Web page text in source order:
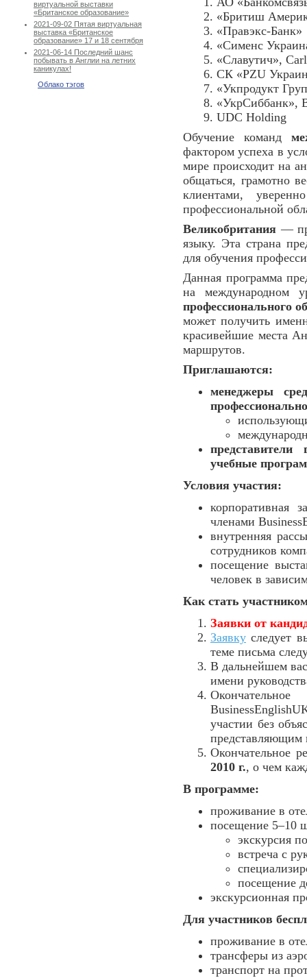
виртуальной выставки
«Британское образование»
2021-09-02 Пятая виртуальная
выставка «Британское
образование» 17 и 18 сентября
2021-06-14 Последний шанс
побывать в Англии на летних
каникулах!
Облако тэгов
2. «Бритиш
3. «Правэкс-Банк»
4. «Сименс
5. «Славутич»,
6. СК «PZU
7. «Укпродукт
8. «УкрСиббанк»,
9. UDC Holding
Обучение команд
фактором успеха в
мире происходит на
общаться, грамотно
клиентами,
профессиональной
Великобритания —
языку. Эта страна
для обучения
Данная программа
на международном
профессионального
может получить
красивейшие места
маршрутов.
Приглашаются:
менеджеры
учебные
Условия участия:
корпоративная
членами
внутренняя
сотрудников
посещение
человек в
Как стать
Заявки от
Заявку следует
теме письма
В дальнейшем
имени
участии без
представляющим
Окончательное
2010 г., о чем
В программе:
проживание в
посещение 5–10
экскурсия
встреча с
посещение
экскурсионная
Для участников
проживание в
трансферы из
транспорт на